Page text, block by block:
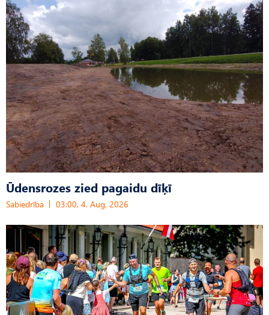
Ūdensrozes zied pagaidu dīķī
Sabiedrība 03:00, 4. Aug, 2026